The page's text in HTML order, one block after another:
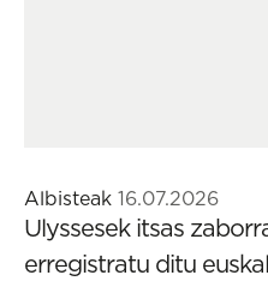
Albisteak 16.07.2026
Ulyssesek itsas
erregistratu ditu